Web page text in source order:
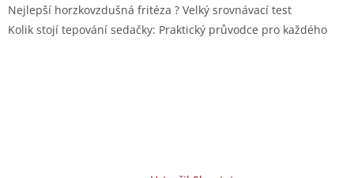
Nejlepší horzkovzdušná fritéza ? Velký srovnávací test
Kolik stojí tepování sedačky: Praktický průvodce pro každého